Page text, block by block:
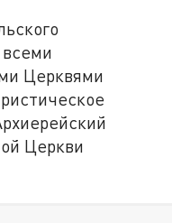
всеми
Церквями
Церкви